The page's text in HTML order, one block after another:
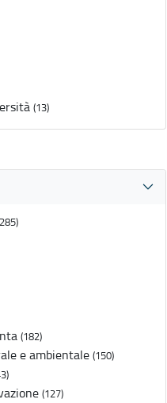
(13)
(182)
e ambientale (150)
(127)